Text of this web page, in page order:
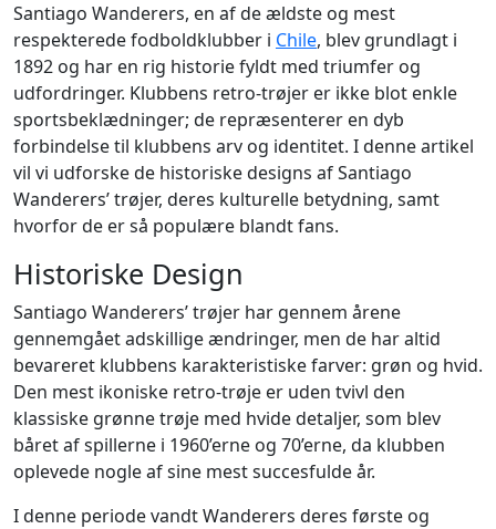
Santiago Wanderers, en af de ældste og mest
respekterede fodboldklubber i Chile, blev grundlagt i
1892 og har en rig historie fyldt med triumfer og
udfordringer. Klubbens retro-trøjer er ikke blot enkle
sportsbeklædninger; de repræsenterer en dyb
forbindelse til klubbens arv og identitet. I denne artikel
vil vi udforske de historiske designs af Santiago
Wanderers’ trøjer, deres kulturelle betydning, samt
hvorfor de er så populære blandt fans.
Historiske Design
Santiago Wanderers’ trøjer har gennem årene
gennemgået adskillige ændringer, men de har altid
bevareret klubbens karakteristiske farver: grøn og hvid.
Den mest ikoniske retro-trøje er uden tvivl den
klassiske grønne trøje med hvide detaljer, som blev
båret af spillerne i 1960’erne og 70’erne, da klubben
oplevede nogle af sine mest succesfulde år.
I denne periode vandt Wanderers deres første og